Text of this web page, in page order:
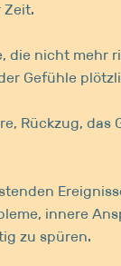
Zeit.
die nicht mehr
Gefühle
Rückzug,
innere
zu spüren.